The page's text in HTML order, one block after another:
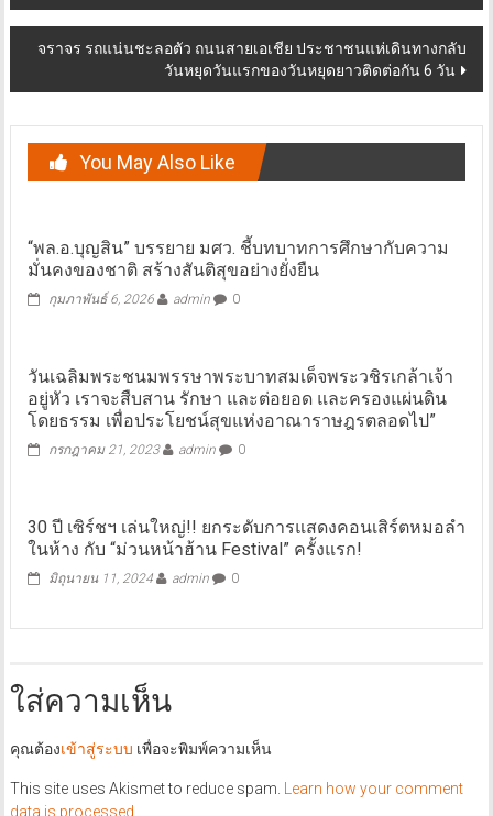
จราจร รถแน่นชะลอตัว ถนนสายเอเชีย ประชาชนแห่เดินทางกลับ
วันหยุดวันแรกของวันหยุดยาวติดต่อกัน 6 วัน
You May Also Like
“พล.อ.บุญสิน” บรรยาย มศว. ชี้บทบาทการศึกษากับความ
มั่นคงของชาติ สร้างสันติสุขอย่างยั่งยืน
กุมภาพันธ์ 6, 2026 admin 0
วันเฉลิมพระชนมพรรษาพระบาทสมเด็จพระวชิรเกล้าเจ้า
อยู่หัว เราจะสืบสาน รักษา และต่อยอด และครองแผ่นดิน
โดยธรรม เพื่อประโยชน์สุขแห่งอาณาราษฎรตลอดไป”
กรกฎาคม 21, 2023 admin 0
30 ปี เซิร์ชฯ เล่นใหญ่!! ยกระดับการแสดงคอนเสิร์ตหมอลำ
ในห้าง กับ “ม่วนหน้าฮ้าน Festival” ครั้งแรก!
มิถุนายน 11, 2024 admin 0
ใส่ความเห็น
คุณต้องเข้าสู่ระบบ เพื่อจะพิมพ์ความเห็น
This site uses Akismet to reduce spam.
Learn how your comment
data is processed.